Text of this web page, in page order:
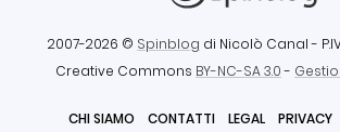
2007-2026 © Spinblog di Nicolò Canal -
Creative Commons BY-NC-SA 3.0-
CHI SIAMO CONTATTI LEGAL PRIVACY